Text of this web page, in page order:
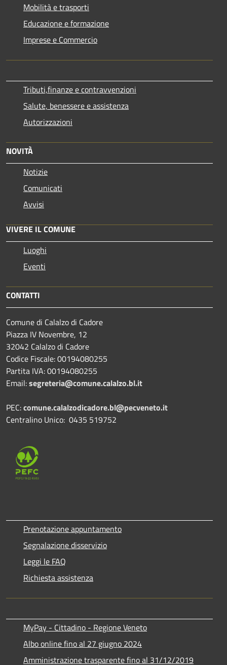
Mobilità e trasporti
Educazione e formazione
Imprese e Commercio
Tributi,finanze e contravvenzioni
Salute, benessere e assistenza
Autorizzazioni
NOVITÀ
Notizie
Comunicati
Avvisi
VIVERE IL COMUNE
Luoghi
Eventi
CONTATTI
Comune di Calalzo di Cadore
Piazza IV Novembre, 12
32042 Calalzo di Cadore
Codice Fiscale: 00194080255
Partita IVA: 00194080255
Email:segreteria@comune.calalzo.bl.it
PEC:comune.calalzodicadore.bl@pecveneto.it
Centralino Unico: 0435 519752
Prenotazione appuntamento
Segnalazione disservizio
Leggi le FAQ
Richiesta assistenza
MyPay - Cittadino - Regione Veneto
Albo online fino al 27 giugno 2024
Amministrazione trasparente fino al 31/12/2019